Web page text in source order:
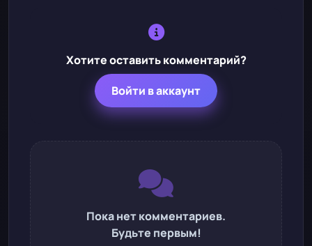
Хотите оставить комментарий?
Войти в аккаунт
Пока нет комментариев.
Будьте первым!